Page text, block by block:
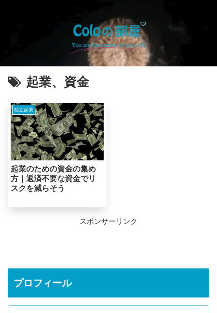
起業、資金
独立起業
起業のための資金の集め
方｜返済不要な資金でリ
スクを減らそう
スポンサーリンク
プロフィール